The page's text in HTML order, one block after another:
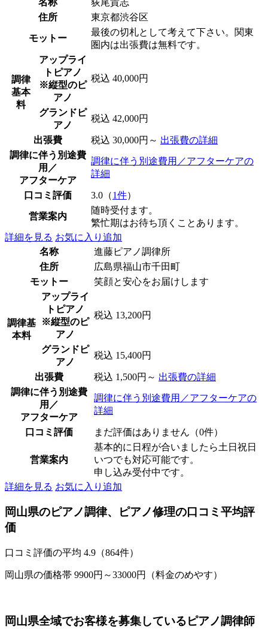
住所
東京都渋谷区
モットー
最後の切札として考えて下さい。関東
圏内は出張費は無料です。
調律
基本
料
アップライ
トピアノ
※縦型のピ
アノ
税込 40,000円
グランドピ
アノ
税込 42,000円
出張費 税込 30,000円～ 出張費の詳細
調律に伴う別途費
用／
アフターケア
調律に伴う別途費用／アフターケアの
詳細
口コミ評価 3.0（1件）
営業案内
随時受付ます。
繁忙期はお待ち頂くことあります。
詳細を見る お気に入り追加
名称
進藤ピアノ調律所
住所
広島県福山市千田町
モットー
笑顔と安心をお届けします
調律基
本料
アップライ
トピアノ
※縦型のピ
アノ
税込 13,200円
グランドピ
アノ
税込 15,400円
出張費 税込 1,500円～ 出張費の詳細
調律に伴う別途費
用／
アフターケア
調律に伴う別途費用／アフターケアの
詳細
口コミ評価 まだ評価はありません（0件）
営業案内
基本的に日程が合いましたら土日祝日
いつでも対応可能です。
申し込み受付中です。
詳細を見る お気に入り追加
岡山県のピアノ調律、ピアノ修理の口コミ平均評
価
口コミ評価の平均 4.9（864件）
岡山県の価格帯 9900円～33000円（料金のめやす）
岡山県全域でお客様を募集しているピアノ調律師